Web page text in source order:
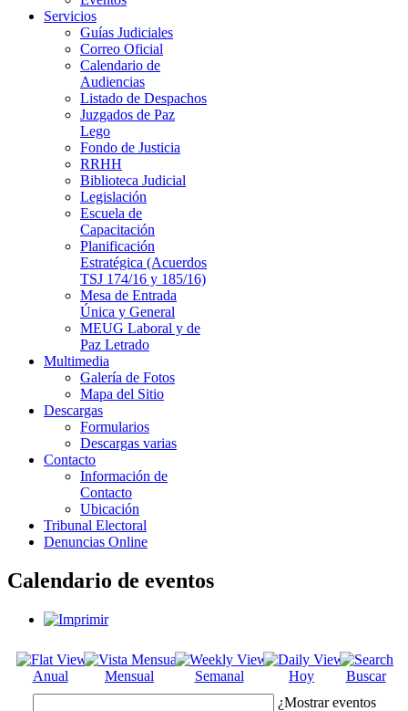
Servicios
Guías Judiciales
Correo Oficial
Calendario de
Audiencias
Listado de Despachos
Juzgados de Paz
Lego
Fondo de Justicia
RRHH
Biblioteca Judicial
Legislación
Escuela de
Capacitación
Planificación
Estratégica (Acuerdos
TSJ 174/16 y 185/16)
Mesa de Entrada
Única y General
MEUG Laboral y de
Paz Letrado
Multimedia
Galería de Fotos
Mapa del Sitio
Descargas
Formularios
Descargas varias
Contacto
Información de
Contacto
Ubicación
Tribunal Electoral
Denuncias Online
Calendario de eventos
Anual Mensual Semanal Hoy
Buscar
¿Mostrar eventos